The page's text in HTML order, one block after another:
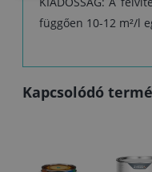
függően 10-12 m²/l
Kapcsolódó